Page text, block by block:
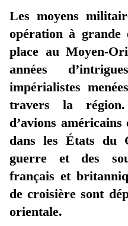
Les moyens
opération à grande
place au Moyen-
années
impérialistes
travers la
d’avions
dans les États du
guerre et des
français et
de croisière sont
orientale.